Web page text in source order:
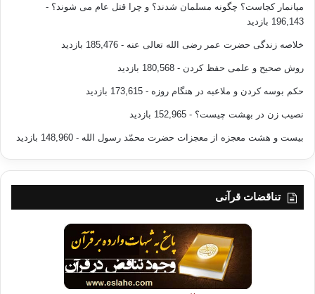
میانمار کجاست؟ چگونه مسلمان شدند؟ و چرا قتل عام می شوند؟ -
196,143 بازدید
خلاصه زندگی حضرت عمر رضی الله تعالی عنه - 185,476 بازدید
روش صحیح و علمی حفظ کردن - 180,568 بازدید
حکم بوسه کردن و ملاعبه در هنگام روزه - 173,615 بازدید
نصیب زن در بهشت چیست؟ - 152,965 بازدید
بیست و هشت معجزه از معجزات حضرت محمّد رسول الله - 148,960 بازدید
تناقضات قرآنی